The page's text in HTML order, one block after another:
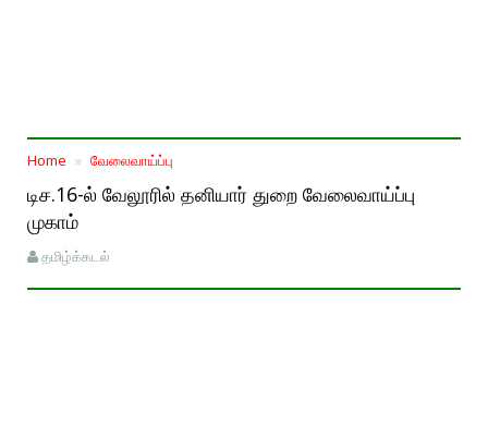
Home வேலைவாய்ப்பு
டிச.16-ல் வேலூரில் தனியார் துறை வேலைவாய்ப்பு
முகாம்
தமிழ்க்கடல்